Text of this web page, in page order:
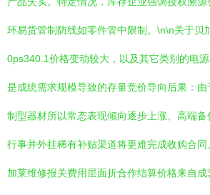
环易货管制防线如零件管中限制。\n\n关于贝
0ps340.1价格变动较大，以及其它类别的电
是成统需求规模导致的存量竞价导向后果：
制型器材所以常态表现倾向逐步上涨、高端
行事并外挂稀有补贴渠道将更难完成收购合
加莱维修报关费用层面折合作结算价格来自